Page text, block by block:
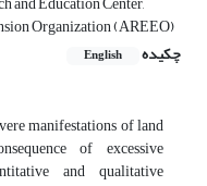
Organization (AREEO)
چکیده
English
manifestations of land
of excessive
and qualitative